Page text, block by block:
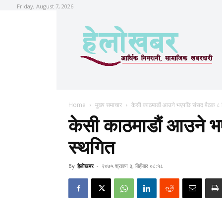
Friday, August 7, 2026
Home मुख्य समाचार केसी काठमाडौं आउने भएपछि संसद बैठक ८
केसी काठमाडौं आउने
स्थगित
By हेलाेखबर - २०७५ श्रावण ३, बिहीबार ०८:१८